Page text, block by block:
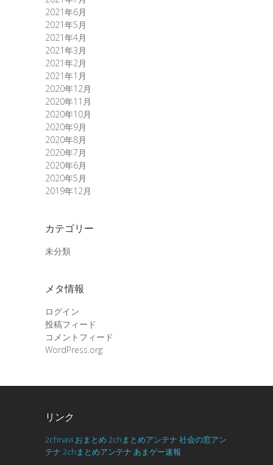
2021年6月
2021年5月
2021年4月
2021年3月
2021年2月
2021年1月
2020年12月
2020年11月
2020年10月
2020年9月
2020年8月
2020年7月
2020年6月
2020年5月
2019年12月
カテゴリー
未分類
メタ情報
ログイン
投稿フィード
コメントフィード
WordPress.org
リンク
2chnavi おまとめ 2chまとめアンテナ 社会の窓アン
テナ 2chまとめアンテナ あまゲー速報